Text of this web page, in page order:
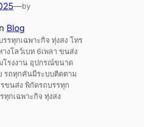
—by
Blog
รทุกเฉพาะกิจ ทุ่งสง โทร
งโลว์เบท 6เพลา ขนส่ง
โรงงาน อุปกรณ์ขนาด
รถทุกคันมีระบบติดตาม
ขนส่ง พิกัดรถบรรทุก
ทุกเฉพาะกิจ ทุ่งสง